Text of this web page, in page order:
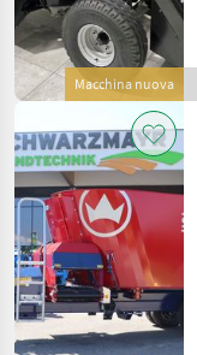
Macchina nuova